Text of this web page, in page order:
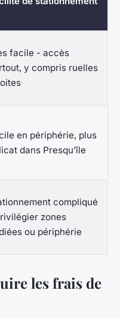
facile - accès
y compris ruelles
en périphérie, plus
dans Presqu’île
compliqué
zones
ou périphérie
les frais de